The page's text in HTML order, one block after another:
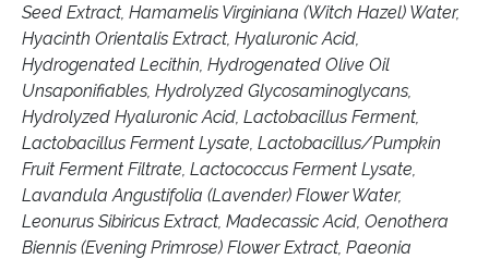
Seed Extract, Hamamelis Virginiana (Witch Hazel) Water,
Hyacinth Orientalis Extract, Hyaluronic Acid,
Hydrogenated Lecithin, Hydrogenated Olive Oil
Unsaponifiables, Hydrolyzed Glycosaminoglycans,
Hydrolyzed Hyaluronic Acid, Lactobacillus Ferment,
Lactobacillus Ferment Lysate, Lactobacillus/Pumpkin
Fruit Ferment Filtrate, Lactococcus Ferment Lysate,
Lavandula Angustifolia (Lavender) Flower Water,
Leonurus Sibiricus Extract, Madecassic Acid, Oenothera
Biennis (Evening Primrose) Flower Extract, Paeonia